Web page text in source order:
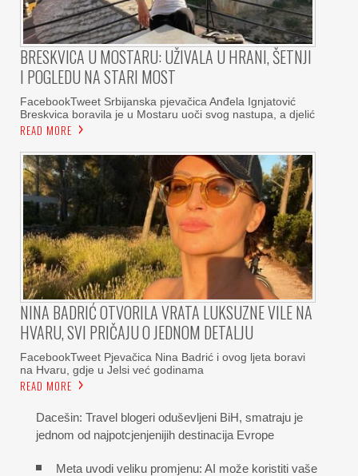
BRESKVICA U MOSTARU: UŽIVALA U HRANI, ŠETNJI
I POGLEDU NA STARI MOST
FacebookTweet Srbijanska pjevačica Anđela Ignjatović
Breskvica boravila je u Mostaru uoči svog nastupa, a djelić
READ MORE
NINA BADRIĆ OTVORILA VRATA LUKSUZNE VILE NA
HVARU, SVI PRIČAJU O JEDNOM DETALJU
FacebookTweet Pjevačica Nina Badrić i ovog ljeta boravi
na Hvaru, gdje u Jelsi već godinama
READ MORE
Dacešin: Travel blogeri oduševljeni BiH, smatraju je
jednom od najpotcjenjenijih destinacija Evrope
Meta uvodi veliku promjenu: AI može koristiti vaše